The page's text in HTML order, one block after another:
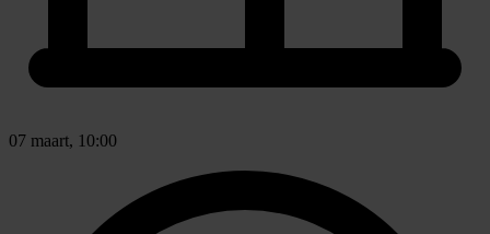
07 maart, 10:00